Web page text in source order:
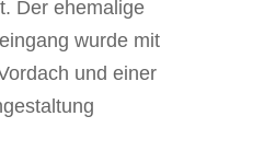
Der ehemalige
wurde mit
und einer